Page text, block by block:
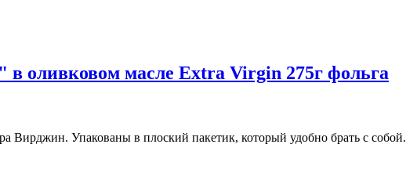
оливковом масле Extra Virgin 275г фольга
Упакованы в плоский пакетик, который удобно брать с собой.